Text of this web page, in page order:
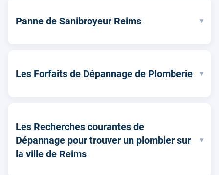
Panne de Sanibroyeur Reims ▾
Les Forfaits de Dépannage de Plomberie ▾
Les Recherches courantes de
Dépannage pour trouver un plombier sur
la ville de Reims
▾